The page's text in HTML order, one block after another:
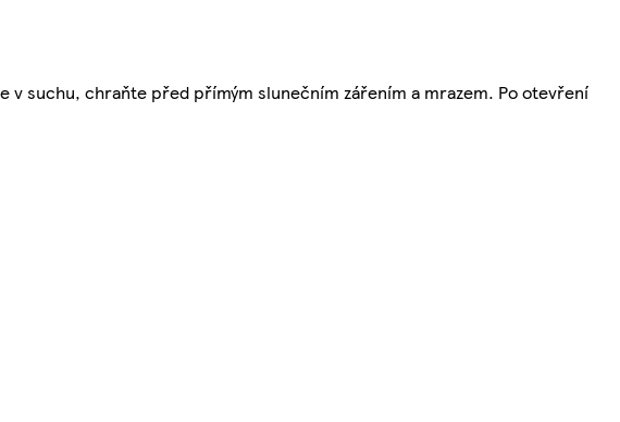
v suchu, chraňte před přímým slunečním zářením a mrazem. Po otevření